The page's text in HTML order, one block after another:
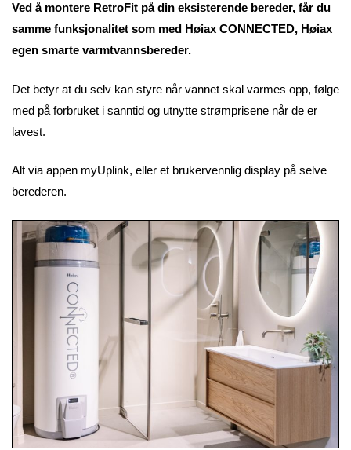
Ved å montere RetroFit på din eksisterende bereder, får du
samme funksjonalitet som med Høiax CONNECTED, Høiax
egen smarte varmtvannsbereder.
Det betyr at du selv kan styre når vannet skal varmes opp, følge
med på forbruket i sanntid og utnytte strømprisene når de er
lavest.
Alt via appen myUplink, eller et brukervennlig display på selve
berederen.